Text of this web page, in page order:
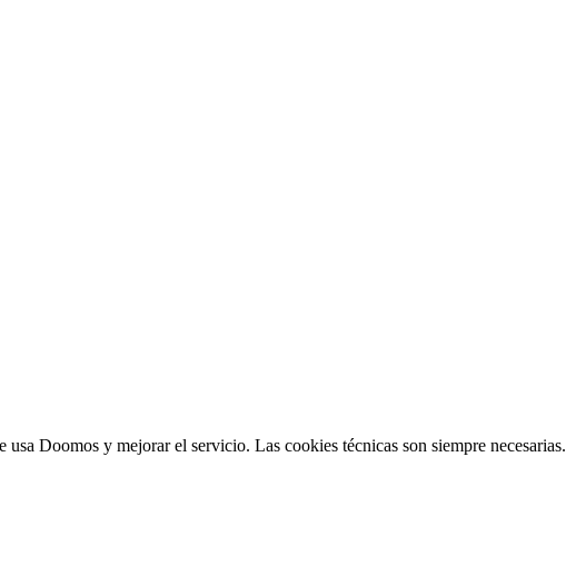
Doomos y mejorar el servicio. Las cookies técnicas son siempre necesarias.